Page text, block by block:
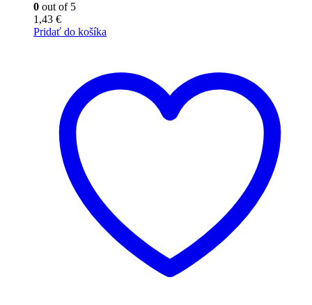
0 out of 5
1,43 €
Pridať do košíka